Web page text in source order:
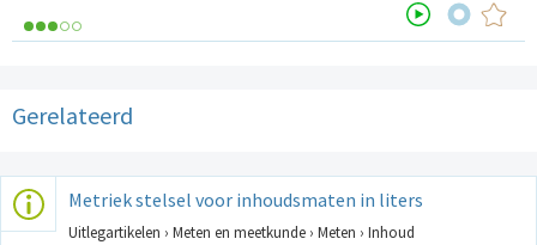
Gerelateerd
Metriek stelsel voor inhoudsmaten in liters
Uitlegartikelen › Meten en meetkunde › Meten › Inhoud